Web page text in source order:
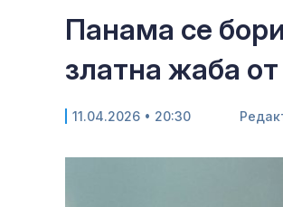
Панама се
златна жаба
11.04.2026 • 20:30